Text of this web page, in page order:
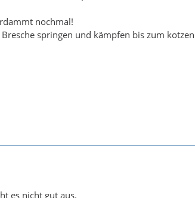
nochmal!
springen und kämpfen bis zum
es nicht gut aus.